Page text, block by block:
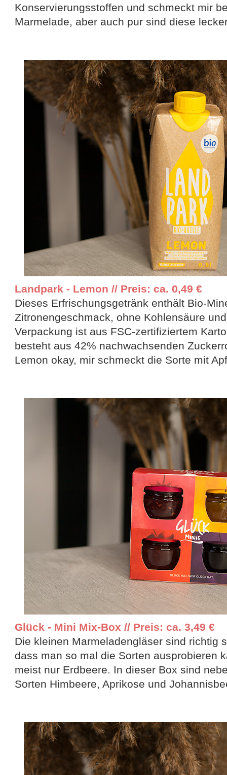
Konservierungsstoffen und schmeckt mir
Marmelade, aber auch pur sind diese
Landpark - Lemon // Preis: ca. 0,49 €
Dieses Erfrischungsgetränk enthält Bio-
Zitronengeschmack, ohne Kohlensäure
Verpackung ist aus FSC-zertifiziertem
besteht aus 42% nachwachsenden
Lemon okay, mir schmeckt die Sorte mit
Glück - Mini Mix-Box // Preis: ca. 3,49 €
Die kleinen Marmeladengläser sind richtig
dass man so mal die Sorten ausprobieren
meist nur Erdbeere. In dieser Box sind
Sorten Himbeere, Aprikose und